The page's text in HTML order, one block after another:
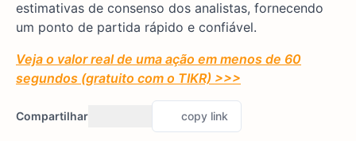
estimativas de consenso dos analistas, fornecendo
um ponto de partida rápido e confiável.
Veja o valor real de uma ação em menos de 60
segundos (gratuito com o TIKR) >>>
Compartilhar copy link